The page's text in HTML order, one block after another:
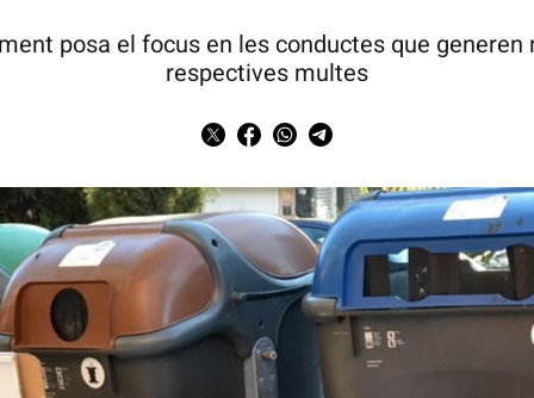
posa el focus en les conductes que
respectives multes